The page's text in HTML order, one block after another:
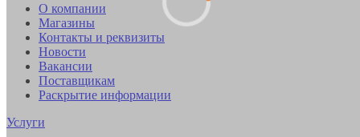
О компании
Магазины
Контакты и реквизиты
Новости
Вакансии
Поставщикам
Раскрытие информации
Услуги